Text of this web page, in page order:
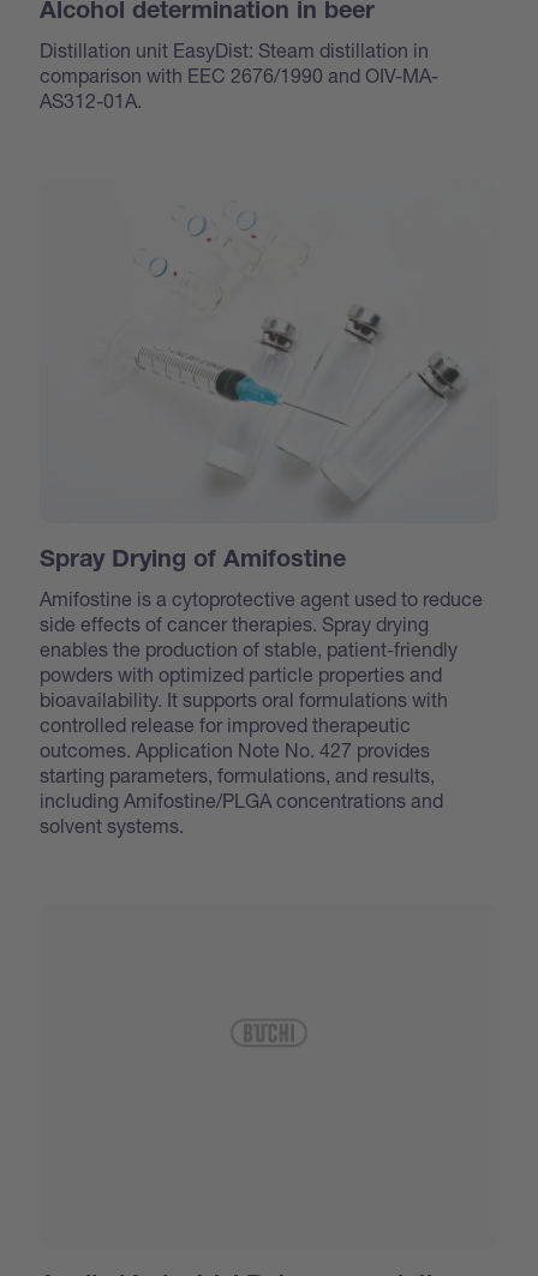
Alcohol determination in beer
Distillation unit EasyDist: Steam distillation in
comparison with EEC 2676/1990 and OIV-MA-
AS312-01A.
Spray Drying of Amifostine
Amifostine is a cytoprotective agent used to reduce
side effects of cancer therapies. Spray drying
enables the production of stable, patient-friendly
powders with optimized particle properties and
bioavailability. It supports oral formulations with
controlled release for improved therapeutic
outcomes. Application Note No. 427 provides
starting parameters, formulations, and results,
including Amifostine/PLGA concentrations and
solvent systems.